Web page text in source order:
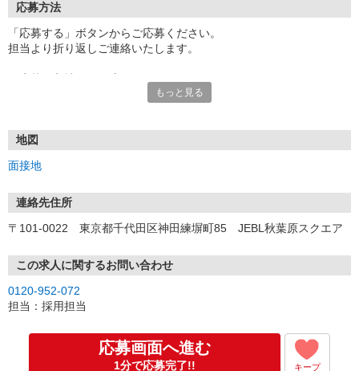
応募方法
「応募する」ボタンからご応募ください。
担当より折り返しご連絡いたします。
*来社面接またはオンライン面接が可能です。
（応募情報不足の場合は、履歴書・職務経歴書を頂くケースがあ
▼内定（面接後、最短翌営業日）
*当社より内定通知をお送りします。
*内定にご承諾いただけましたら、採用決定となります。
*当社の正社員としてご入社いただきます。
*辞令の授与、オリエンテーションをお受けいただきます。
▼配属先の決定（★）
*当社が配属先を決定します。
▼就業開始
*配属先にて、当社の派遣スタッフとしてご就業いただきます。
もっと見る
地図
面接地
連絡先住所
〒101-0022 東京都千代田区神田練塀町85 JEBL秋葉原スクエア
この求人に関するお問い合わせ
0120-952-072
担当：採用担当
応募画面へ進む
1分で応募完了!! キープ